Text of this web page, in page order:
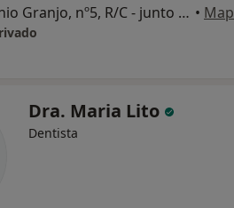
Rua Dr. António Granjo, nº5, R/C - junto estação Sete Rios e ao Jardim Zoológico, Lisboa •
Dra. Maria Lito
Dentista